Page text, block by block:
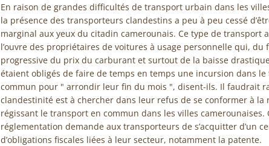
En raison de grandes difficultés de transport urbain dans les
la présence des transporteurs clandestins a peu à peu cessé
marginal aux yeux du citadin camerounais. Ce type de transport
l’ouvre des propriétaires de voitures à usage personnelle qui, du
progressive du prix du carburant et surtout de la baisse
étaient obligés de faire de temps en temps une incursion dans
commun pour " arrondir leur fin du mois ", disent-ils. Il faudrait
clandestinité est à chercher dans leur refus de se conformer à la
régissant le transport en commun dans les villes camerounaises.
réglementation demande aux transporteurs de s’acquitter d’un
d’obligations fiscales liées à leur secteur, notamment la patente.